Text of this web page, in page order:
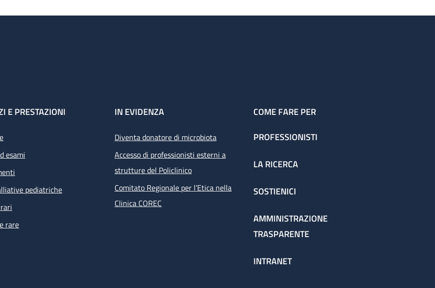
E PRESTAZIONI
esami
pediatriche
rare
IN EVIDENZA
Diventa donatore di microbiota
Accesso di professionisti esterni a
strutture del Policlinico
Comitato Regionale per l’Etica nella
Clinica COREC
COME FARE PER
PROFESSIONISTI
LA RICERCA
SOSTIENICI
AMMINISTRAZIONE
TRASPARENTE
INTRANET